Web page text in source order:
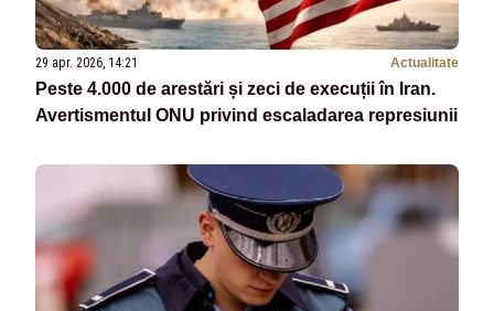
29 apr. 2026, 14:21 Actualitate
Peste 4.000 de arestări și zeci de execuții în Iran.
Avertismentul ONU privind escaladarea represiunii